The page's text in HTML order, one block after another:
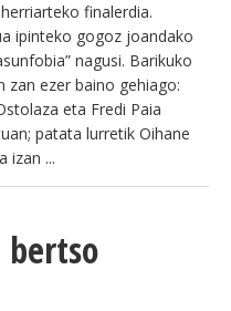
finalerdia.
ipinteko gogoz joandako
nagusi. Barikuko
zan ezer baino gehiago:
eta Fredi Paia
patata lurretik Oihane
izan ...
bertso